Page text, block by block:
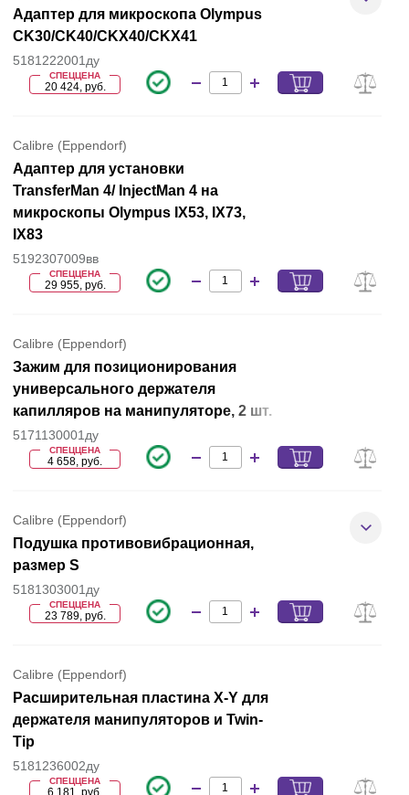
Адаптер для микроскопа Olympus
CK30/CK40/CKX40/CKX41
5181222001ду
СПЕЦЦЕНА
20 424, руб.
Calibre (Eppendorf)
Адаптер для установки
TransferMan 4/ InjectMan 4 на
микроскопы Olympus IX53, IX73,
IX83
5192307009вв
СПЕЦЦЕНА
29 955, руб.
Calibre (Eppendorf)
Зажим для позиционирования
универсального держателя
капилляров на манипуляторе, 2 шт.
5171130001ду
СПЕЦЦЕНА
4 658, руб.
Calibre (Eppendorf)
Подушка противовибрационная,
размер S
5181303001ду
СПЕЦЦЕНА
23 789, руб.
Calibre (Eppendorf)
Расширительная пластина X-Y для
держателя манипуляторов и Twin-
Tip
5181236002ду
СПЕЦЦЕНА
6 181, руб.